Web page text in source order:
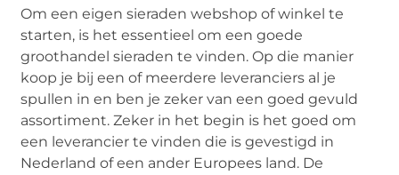
Om een eigen sieraden webshop of winkel te
starten, is het essentieel om een goede
groothandel sieraden te vinden. Op die manier
koop je bij een of meerdere leveranciers al je
spullen in en ben je zeker van een goed gevuld
assortiment. Zeker in het begin is het goed om
een leverancier te vinden die is gevestigd in
Nederland of een ander Europees land. De